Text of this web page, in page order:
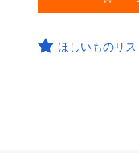
ほしいものリ